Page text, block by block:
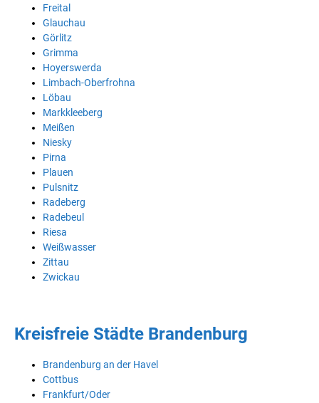
Freital
Glauchau
Görlitz
Grimma
Hoyerswerda
Limbach-Oberfrohna
Löbau
Markkleeberg
Meißen
Niesky
Pirna
Plauen
Pulsnitz
Radeberg
Radebeul
Riesa
Weißwasser
Zittau
Zwickau
Kreisfreie Städte Brandenburg
Brandenburg an der Havel
Cottbus
Frankfurt/Oder